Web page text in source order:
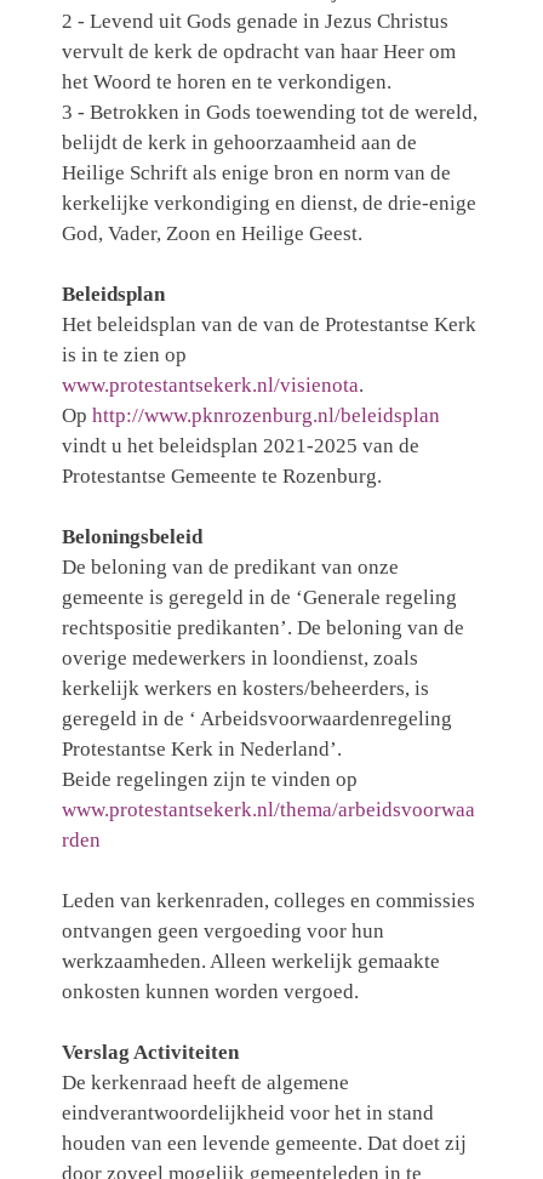
2 - Levend uit Gods genade in Jezus Christus
vervult de kerk de opdracht van haar Heer om
het Woord te horen en te verkondigen.
3 - Betrokken in Gods toewending tot de wereld,
belijdt de kerk in gehoorzaamheid aan de
Heilige Schrift als enige bron en norm van de
kerkelijke verkondiging en dienst, de drie-enige
God, Vader, Zoon en Heilige Geest.
Beleidsplan
Het beleidsplan van de van de Protestantse Kerk
is in te zien op
www.protestantsekerk.nl/visienota.
Op http://www.pknrozenburg.nl/beleidsplan
vindt u het beleidsplan 2021-2025 van de
Protestantse Gemeente te Rozenburg.
Beloningsbeleid
De beloning van de predikant van onze
gemeente is geregeld in de ‘Generale regeling
rechtspositie predikanten’. De beloning van de
overige medewerkers in loondienst, zoals
kerkelijk werkers en kosters/beheerders, is
geregeld in de ‘ Arbeidsvoorwaardenregeling
Protestantse Kerk in Nederland’.
Beide regelingen zijn te vinden op
www.protestantsekerk.nl/thema/arbeidsvoorwaa
rden
Leden van kerkenraden, colleges en commissies
ontvangen geen vergoeding voor hun
werkzaamheden. Alleen werkelijk gemaakte
onkosten kunnen worden vergoed.
Verslag Activiteiten
De kerkenraad heeft de algemene
eindverantwoordelijkheid voor het in stand
houden van een levende gemeente. Dat doet zij
door zoveel mogelijk gemeenteleden in te